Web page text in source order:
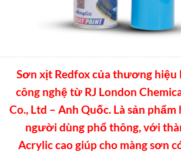
Sơn xịt Redfox của thương hiệu
công nghệ từ RJ London
Co., Ltd – Anh Quốc. Là sản
người dùng phổ thông, với
Acrylic cao giúp cho màng sơn